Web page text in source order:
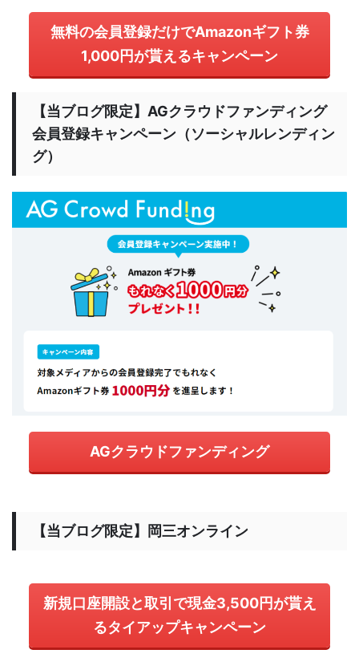
無料の会員登録だけでAmazonギフト券
1,000円が貰えるキャンペーン
【当ブログ限定】AGクラウドファンディング
会員登録キャンペーン（ソーシャルレンディン
グ）
AGクラウドファンディング
【当ブログ限定】岡三オンライン
新規口座開設と取引で現金3,500円が貰え
るタイアップキャンペーン